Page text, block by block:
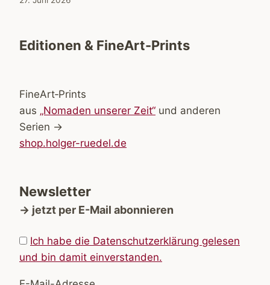
Editionen & FineArt-Prints
FineArt‑Prints
aus „Nomaden unserer Zeit“ und anderen
Serien →
shop.holger-ruedel.de
Newsletter
→ jetzt per E-Mail abonnieren
Ich habe die Datenschutzerklärung gelesen
und bin damit einverstanden.